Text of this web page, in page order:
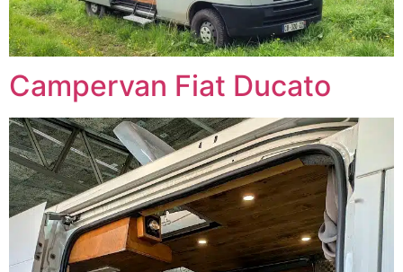
Campervan Fiat Ducato